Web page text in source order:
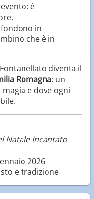
è
in
che è in
diventa il
Romagna: un
e dove ogni
Natale Incantato
2026
e tradizione